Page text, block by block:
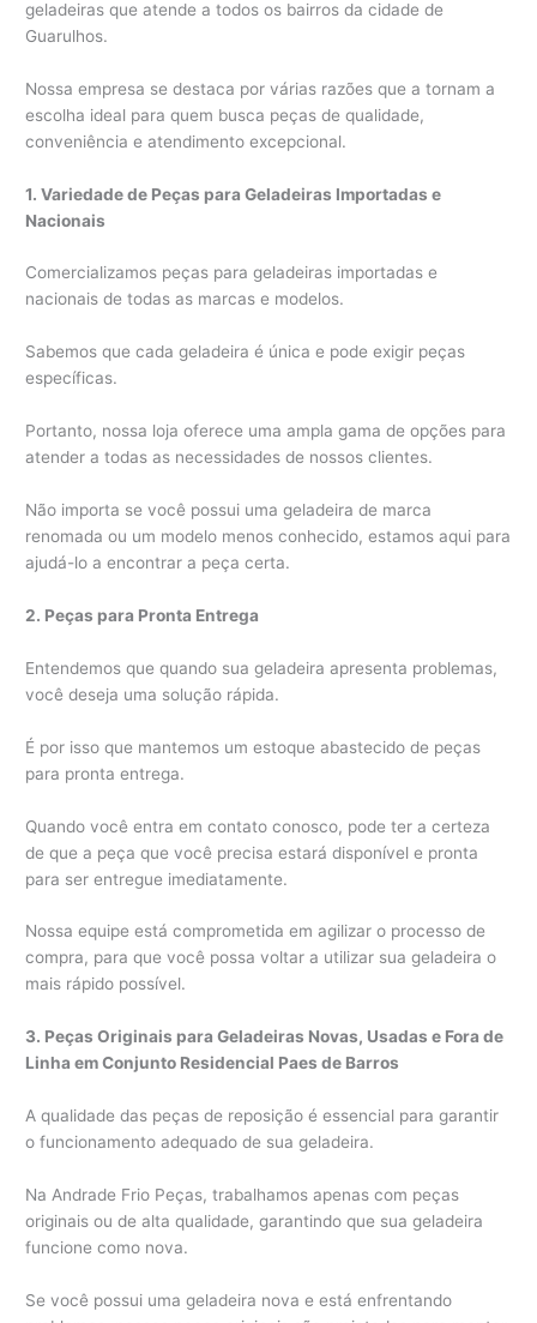
geladeiras que atende a todos os bairros da cidade de
Guarulhos.
Nossa empresa se destaca por várias razões que a tornam a
escolha ideal para quem busca peças de qualidade,
conveniência e atendimento excepcional.
1. Variedade de Peças para Geladeiras Importadas e
Nacionais
Comercializamos peças para geladeiras importadas e
nacionais de todas as marcas e modelos.
Sabemos que cada geladeira é única e pode exigir peças
específicas.
Portanto, nossa loja oferece uma ampla gama de opções para
atender a todas as necessidades de nossos clientes.
Não importa se você possui uma geladeira de marca
renomada ou um modelo menos conhecido, estamos aqui para
ajudá-lo a encontrar a peça certa.
2. Peças para Pronta Entrega
Entendemos que quando sua geladeira apresenta problemas,
você deseja uma solução rápida.
É por isso que mantemos um estoque abastecido de peças
para pronta entrega.
Quando você entra em contato conosco, pode ter a certeza
de que a peça que você precisa estará disponível e pronta
para ser entregue imediatamente.
Nossa equipe está comprometida em agilizar o processo de
compra, para que você possa voltar a utilizar sua geladeira o
mais rápido possível.
3. Peças Originais para Geladeiras Novas, Usadas e Fora de
Linha em Conjunto Residencial Paes de Barros
A qualidade das peças de reposição é essencial para garantir
o funcionamento adequado de sua geladeira.
Na Andrade Frio Peças, trabalhamos apenas com peças
originais ou de alta qualidade, garantindo que sua geladeira
funcione como nova.
Se você possui uma geladeira nova e está enfrentando